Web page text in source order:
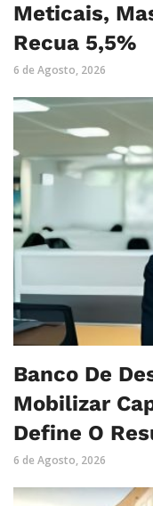
Meticais,
Recua 5,5%
6 de Agosto, 2026
Banco De
Mobilizar
Define O
6 de Agosto, 2026